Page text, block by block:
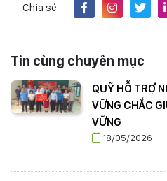
Chia sẻ:
Tin cùng chuyên mục
QUỸ HỖ TRỢ
VỮNG CHẮC
VỮNG
18/05/2026